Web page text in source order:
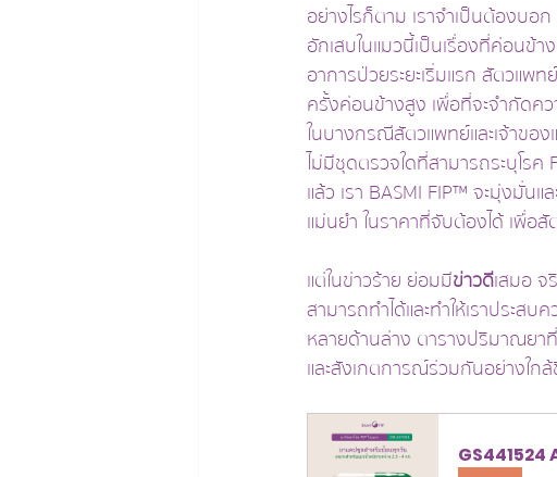
อย่างไรก็ตาม เราจำเป็นต้องบอก
อักเสบในแมวนี้เป็นเรื่องที่ค่อนข้
อาการป่วยระยะเริ่มแรก สัตวแพ
ครั้งค่อนข้างสูง เพื่อที่จะจำกัดคว
ในบางกรณีสัตวแพทย์และเจ้าขอ
ไม่มีชุดตรวจใดที่สามารถระบุโร
แล้ว เรา BASMI FIP™ จะมุ่งมั่น
แม่นยำ ในราคาที่จับต้องได้ เพื่อ
แต่ในข่าวร้าย ย่อมมีข่าวดีเสมอ จ
สามารถทำได้และทำให้เราประส
หลายด้านล่าง ตารางปริมาณยาที่
และสังเกตการณ์ร่วมกันอย่างใ